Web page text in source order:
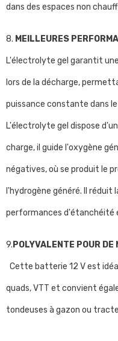
dans des espaces non
8. MEILLEURES
L'électrolyte gel garantit
lors de la décharge,
puissance constante dans
L'électrolyte gel dispose
charge, il guide l'oxygène
négatives, où se produit le
l'hydrogène généré. Il
performances d'étanchéité
9. POLYVALENTE POUR
Cette batterie 12 V est
quads, VTT et convient
tondeuses à gazon ou